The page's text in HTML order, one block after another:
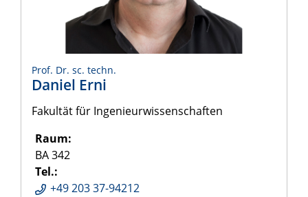
Prof. Dr. sc. techn.
Daniel Erni
Fakultät für Ingenieurwissenschaften
Raum:
BA 342
Tel.:
+49 203 37-94212